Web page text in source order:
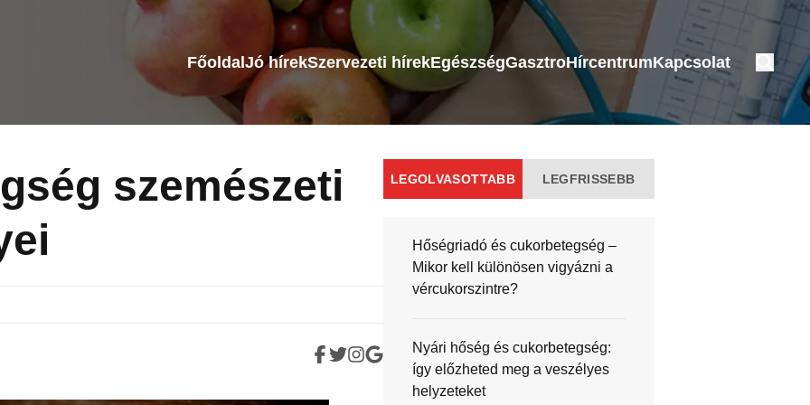
Főoldal Jó hírekSzervezeti hírekEgészségGasztroHírcentrumKapcsolat
szemészeti
LEGOLVASOTTABB LEGFRISSEBB
Hőségriadó és cukorbetegség –
Mikor kell különösen vigyázni a
vércukorszintre?
Nyári hőség és cukorbetegség:
így előzheted meg a veszélyes
helyzeteket